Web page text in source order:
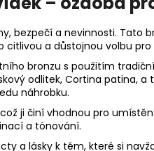
bezpečí a nevinnosti. Tato
citlivou a důstojnou volbu
bronzu s použitím
odlitek, Cortina patina,
náhrobku.
ji činí vhodnou pro
a tónování.
a lásky k těm, které si